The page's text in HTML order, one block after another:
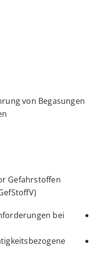
von Begasungen
Gefahrstoffen
bei